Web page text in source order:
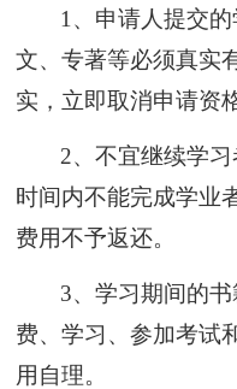
1、申请人提交
文、专著等必须真实
实，立即取消申请资
2、不宜继续学
时间内不能完成学业
费用不予返还。
3、学习期间的
费、学习、参加考试
用自理。